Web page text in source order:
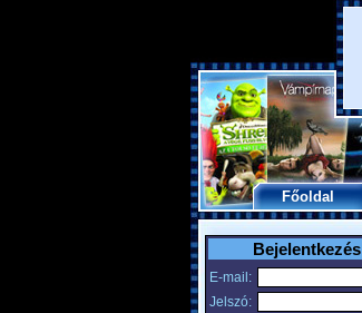
Főoldal
Bejelentkezés
E-mail:
Jelszó: